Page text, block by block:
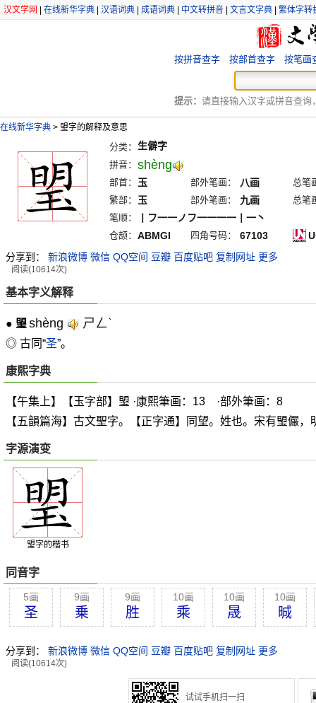
汉文学网 在线新华字典 汉语词典 成语词典 中文转拼音 文言文字典 繁体字转
按拼音查字 按部首查字 按笔画
提示： 请直接输入汉字或拼音查询
在线新华字典 > 琞字的解释及意思
分类： 生僻字
拼音： shèng
部首： 玉 部外笔画： 八画
总笔
繁部：
玉 部外笔画： 九画
总笔
笔顺：
丨フ一一ノフ一一一一丨一丶
仓颉： ABMGI 四角号码： 67103
分享到：
新浪微博 微信 QQ空间 豆瓣 百度贴吧 复制网址 更多
阅读(10614次)
基本字义解释
● 琞shèng ㄕㄥˋ
◎ 古同“圣”。
康熙字典
【午集上】【玉字部】琞 ·康熙筆画：13 ·部外筆画：8
【五韻篇海】古文聖字。【正字通】同望。姓也。宋有琞儼
字源演变
琞字的楷书
同音字
5画
圣
9画
乗
9画
胜
10画
乘
10画
晟
10画
晠
分享到： 新浪微博 微信 QQ空间 豆瓣 百度贴吧 复制网址 更多
阅读(10614次)
试试手机扫一扫